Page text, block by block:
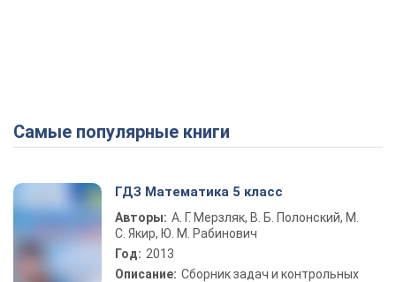
Самые популярные книги
ГДЗ Математика 5 класс
Авторы: А. Г. Мерзляк, В. Б. Полонский, М.
С. Якир, Ю. М. Рабинович
Год: 2013
Описание: Сборник задач и контрольных